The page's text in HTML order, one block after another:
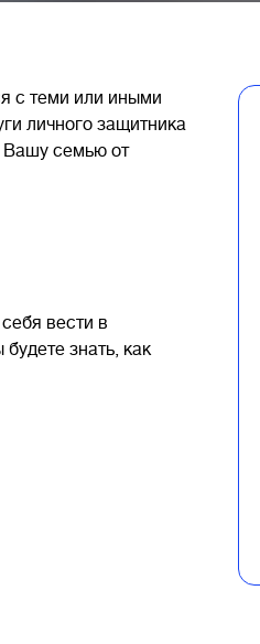
с теми или иными
личного защитника
Вашу семью от
вести в
знать, как